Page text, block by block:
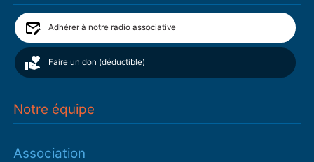
Adhérer à notre radio associative
Faire un don (déductible)
Notre équipe
Association